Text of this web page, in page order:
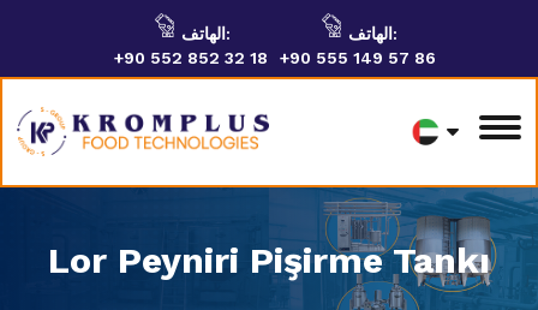
الهاتف:
+90 552 852 32 18
الهاتف:
+90 555 149 57 86
Lor Peyniri Pişirme Tankı